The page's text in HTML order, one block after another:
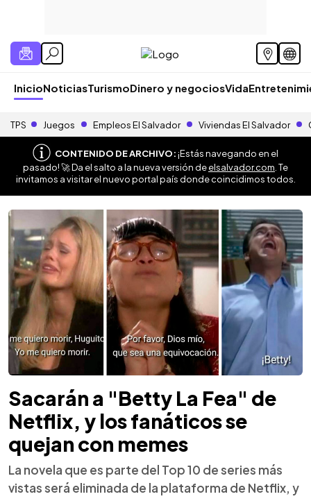
InicioNoticiasTurismoDinero y negociosVida
TPS Juegos Empleos El Salvador Viviendas El Salvador
CONTENIDO DE ARCHIVO:¡Estás navegando en el
pasado! 🚀 Da el salto a la nueva versión deelsalvador.com . Te
invitamos a visitar el nuevo portal país donde coincidimos todos.
Sacarán a "Betty La Fea" de
Netflix, y los fanáticos se
quejan con memes
La novela que es parte del Top 10 de series más
vistas será eliminada de la plataforma de Netflix, y